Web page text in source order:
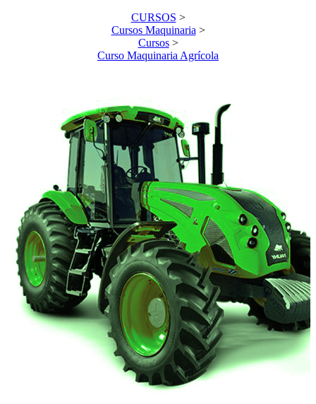
CURSOS >
Cursos Maquinaria >
Cursos>
Curso Maquinaria Agrícola